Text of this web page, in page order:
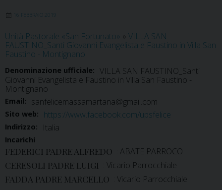
16 FEBBRAIO 2019
Unità Pastorale «San Fortunato» » VILLA SAN
FAUSTINO_Santi Giovanni Evangelista e Faustino in Villa San
Faustino - Montignano
Denominazione ufficiale: VILLA SAN FAUSTINO_Santi
Giovanni Evangelista e Faustino in Villa San Faustino -
Montignano
Email: sanfelicemassamartana@gmail.com
Sito web: https://www.facebook.com/upsfelice
Indirizzo: Italia
Incarichi
FEDERICI PADRE ALFREDO : ABATE PARROCO
CERESOLI PADRE LUIGI : Vicario Parrocchiale
FADDA PADRE MARCELLO : Vicario Parrocchiale